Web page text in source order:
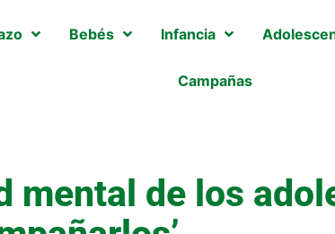
Bebés Infancia
Campañas
mental de los